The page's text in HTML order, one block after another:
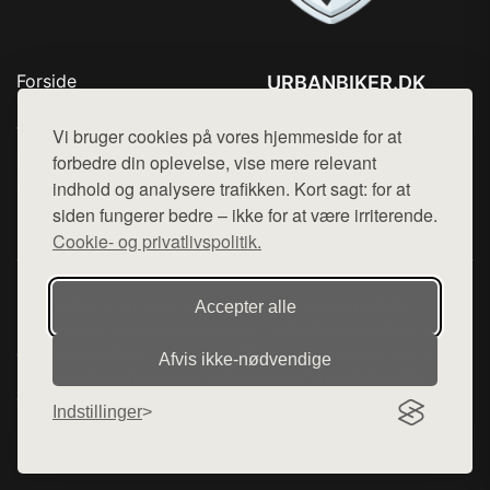
Vi bruger cookies på vores hjemmeside for at
forbedre din oplevelse, vise mere relevant
indhold og analysere trafikken. Kort sagt: for at
siden fungerer bedre – ikke for at være irriterende.
Cookie- og privatlivspolitik.
Accepter alle
Afvis ikke‑nødvendige
Indstillinger
Forside
Top Rabatter
Blog
Kontakt
URBANBIKER.DK
Mail: hej@want.dk
Cookie- og privatlivspolitik
Denne side er en del af want.dk, der udgiver en række
hjemmesider med præsentation af forskellige produkter fra
diverse webshops. Der sælges ikke varer fra denne side - vi
varerne på lager.